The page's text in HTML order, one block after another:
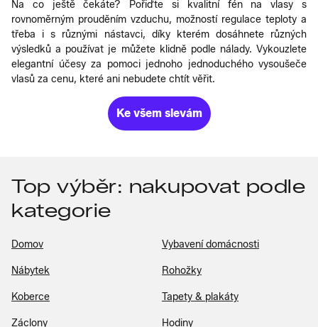
Na co ještě čekáte? Pořiďte si kvalitní fén na vlasy s
rovnoměrným prouděním vzduchu, možností regulace teploty a
třeba i s různými nástavci, díky kterém dosáhnete různých
výsledků a používat je můžete klidně podle nálady. Vykouzlete
elegantní účesy za pomoci jednoho jednoduchého vysoušeče
vlasů za cenu, které ani nebudete chtít věřit.
Ke všem slevám
Top výběr: nakupovat podle
kategorie
Domov Vybavení domácnosti
Nábytek Rohožky
Koberce Tapety & plakáty
Záclony Hodiny